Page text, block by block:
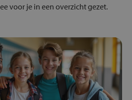
voor je in een overzicht gezet.